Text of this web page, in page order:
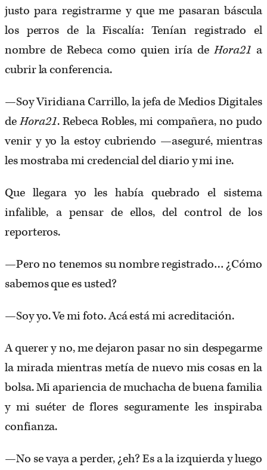
justo para registrarme y que me pasaran báscula
los perros de la Fiscalía: Tenían registrado el
nombre de Rebeca como quien iría deHora21 a
cubrir la conferencia.
—Soy Viridiana Carrillo, la jefa de Medios Digitales
deHora21. Rebeca Robles, mi compañera, no pudo
venir y yo la estoy cubriendo —aseguré, mientras
les mostraba mi credencial del diario y mi ine.
Que llegara yo les había quebrado el sistema
infalible, a pensar de ellos, del control de los
reporteros.
—Pero no tenemos su nombre registrado… ¿Cómo
sabemos que es usted?
—Soy yo. Ve mi foto. Acá está mi acreditación.
A querer y no, me dejaron pasar no sin despegarme
la mirada mientras metía de nuevo mis cosas en la
bolsa. Mi apariencia de muchacha de buena familia
y mi suéter de flores seguramente les inspiraba
confianza.
—No se vaya a perder, ¿eh? Es a la izquierda y luego